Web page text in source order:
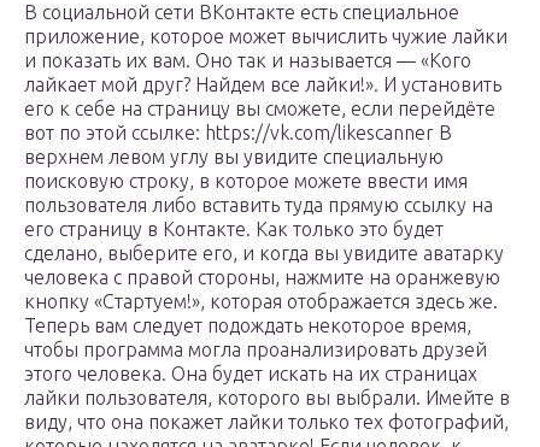
В социальной сети ВКонтакте есть специальное
приложение, которое может вычислить чужие лайки
и показать их вам. Оно так и называется — «Кого
лайкает мой друг? Найдем все лайки!». И установить
его к себе на страницу вы сможете, если перейдёте
вот по этой ссылке: https://vk.com/likescanner В
верхнем левом углу вы увидите специальную
поисковую строку, в которое можете ввести имя
пользователя либо вставить туда прямую ссылку на
его страницу в Контакте. Как только это будет
сделано, выберите его, и когда вы увидите аватарку
человека с правой стороны, нажмите на оранжевую
кнопку «Стартуем!», которая отображается здесь же.
Теперь вам следует подождать некоторое время,
чтобы программа могла проанализировать друзей
этого человека. Она будет искать на их страницах
лайки пользователя, которого вы выбрали. Имейте в
виду, что она покажет лайки только тех фотографий,